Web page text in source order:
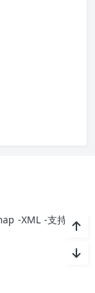
-XML -支持我